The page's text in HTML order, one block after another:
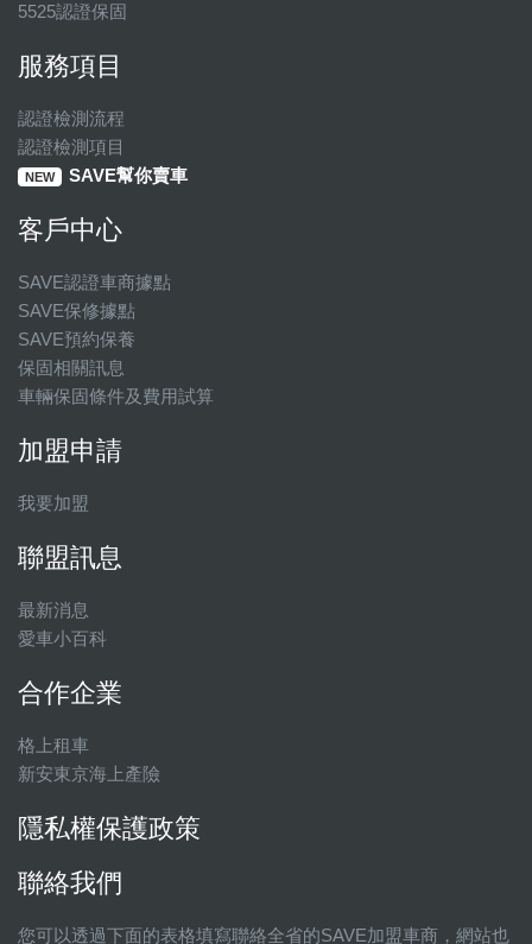
5525認證保固
服務項目
認證檢測流程
認證檢測項目
NEW SAVE幫你賣車
客戶中心
SAVE認證車商據點
SAVE保修據點
SAVE預約保養
保固相關訊息
車輛保固條件及費用試算
加盟申請
我要加盟
聯盟訊息
最新消息
愛車小百科
合作企業
格上租車
新安東京海上產險
隱私權保護政策
聯絡我們
您可以透過下面的表格填寫聯絡全省的SAVE加盟車商，網站也